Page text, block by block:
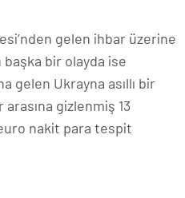
gelen ihbar üzerine
başka bir olayda ise
gelen Ukrayna asıllı bir
arasına gizlenmiş 13
nakit para tespit